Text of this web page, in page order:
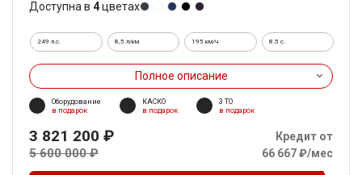
Доступна в 4цветах
249 л.с. 8,5 л/км 195 км/ч 8.5 c.
Полное описание
Оборудование
в подарок
КАСКО
в подарок
3 ТО
в подарок
3 821 200 ₽
5 600 000 ₽
Кредит от
66 667 ₽/мес